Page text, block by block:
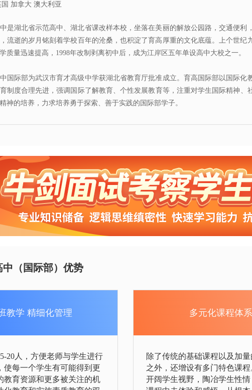
加拿大 澳大利亚
是湖北省示范高中、湖北省课改样本校，坐落在美丽的解放公园路，交通便利
流逝的岁月铭刻着学校百年的沧桑，也积淀了育高厚重的文化底蕴。上个世纪
质量迅速提高，1998年改制剥离初中后，成为江岸区五年单设高中大校之一。
国际部为武汉市育才高级中学获湖北省教育厅批准成立。育高国际部以国际化
制度合理先进，强调国际了解教育、个性发展教育等，注重对学生国际精神、
神的培养，力求培养勇于探索、善于实践的国际部学子。
（国际部）优势
教学 精细化管理
20人，方便老师与学生进行
使每一个学生有可能得到更
教育资源和更多被关注的机
多元化课程体系
除了传统的基础课程以及加
之外，还增设有多门特色课
开阔学生视野，陶冶学生性